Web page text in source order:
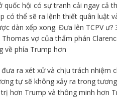
hội có sự tranh cải ngay cả
có thể sẽ ra lệnh thiết quân luật
dàn xếp xong. Đưa lên TCPV ư?
vợ của thẩm phán
về phía Trump hơn
ra xét xử và chịu trách nhiệm
tự sẽ không xảy ra trong
hơn Trump và thông minh hơn